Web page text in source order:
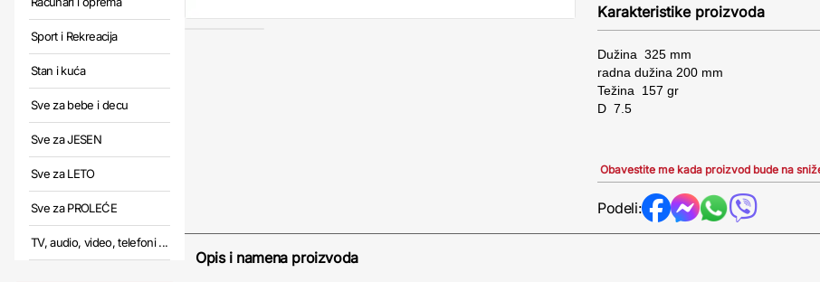
Sport i Rekreacija
Stan i kuća
Sve za bebe i decu
Sve za JESEN
Sve za LETO
Sve za PROLEĆE
TV, audio, video, telefoni ...
Karakteristike proizvoda
Dužina 325 mm
radna dužina 200 mm
Težina 157 gr
D 7.5
Obavestite me kada proizvod bude na
Podeli:
Opis i namena proizvoda